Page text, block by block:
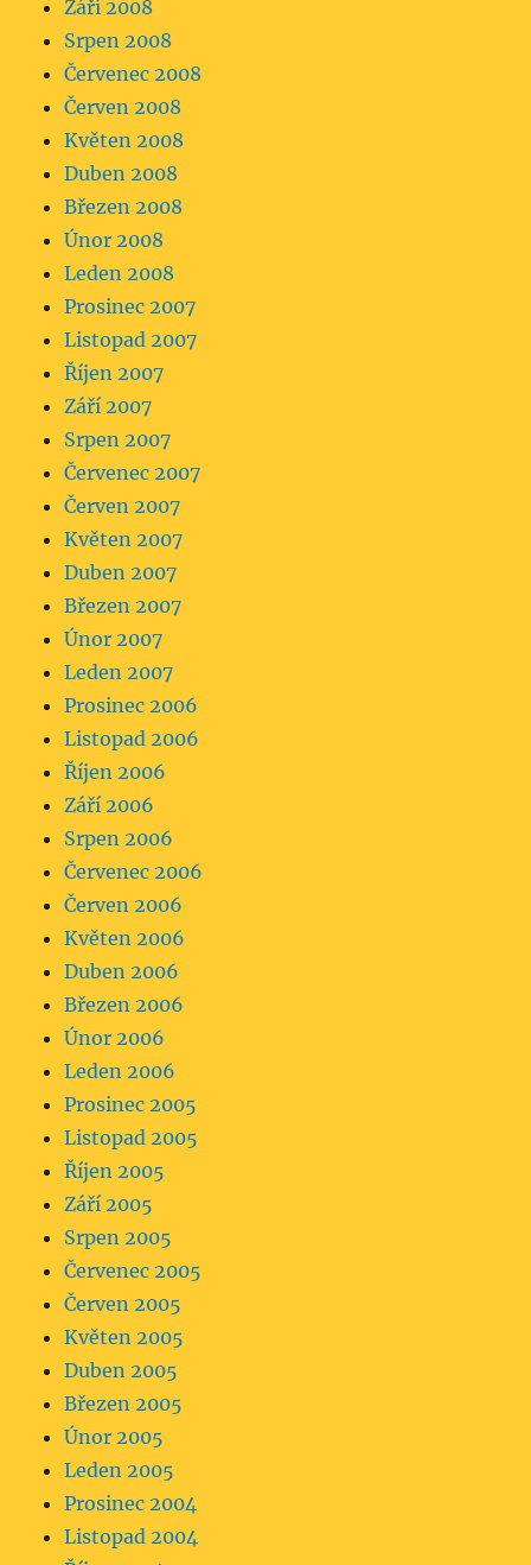
Září 2008
Srpen 2008
Červenec 2008
Červen 2008
Květen 2008
Duben 2008
Březen 2008
Únor 2008
Leden 2008
Prosinec 2007
Listopad 2007
Říjen 2007
Září 2007
Srpen 2007
Červenec 2007
Červen 2007
Květen 2007
Duben 2007
Březen 2007
Únor 2007
Leden 2007
Prosinec 2006
Listopad 2006
Říjen 2006
Září 2006
Srpen 2006
Červenec 2006
Červen 2006
Květen 2006
Duben 2006
Březen 2006
Únor 2006
Leden 2006
Prosinec 2005
Listopad 2005
Říjen 2005
Září 2005
Srpen 2005
Červenec 2005
Červen 2005
Květen 2005
Duben 2005
Březen 2005
Únor 2005
Leden 2005
Prosinec 2004
Listopad 2004